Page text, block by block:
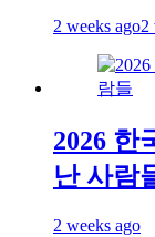
2 weeks ago2
2026 한
난 사람
2 weeks ago